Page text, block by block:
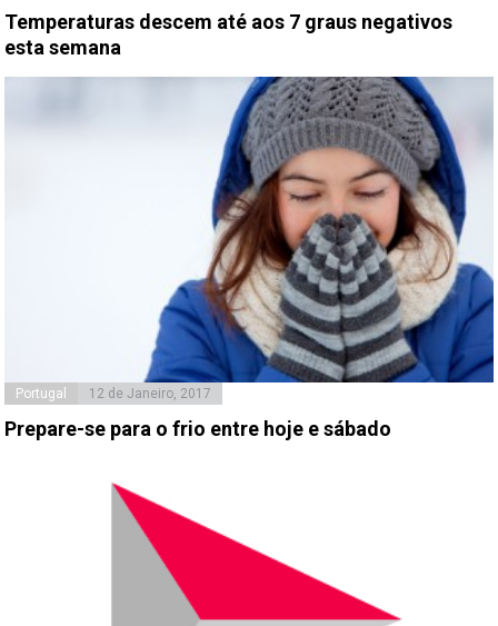
Temperaturas descem até aos 7 graus negativos
esta semana
Portugal 12 de Janeiro, 2017
Prepare-se para o frio entre hoje e sábado